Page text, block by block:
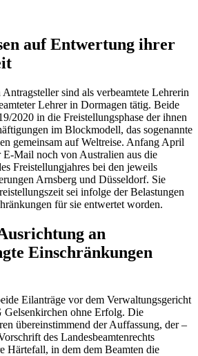
auf Entwertung ihrer
sind als verbeamtete Lehrerin
Lehrer in Dormagen tätig. Beide
2020 in die Freistellungsphase der ihnen
im Blockmodell, das sogenannte
gemeinsam auf Weltreise. Anfang April
E-Mail noch von Australien aus die
Freistellungjahres bei den jeweils
Arnsberg und Düsseldorf. Sie
sei infolge der Belastungen
für sie entwertet worden.
an
Einschränkungen
Eilanträge vor dem Verwaltungsgericht
Gelsenkirchen ohne Erfolg. Die
übereinstimmend der Auffassung, der –
des Landesbeamtenrechts
Härtefall, in dem dem Beamten die